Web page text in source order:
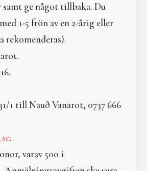
ge något tillbaka. Du
1-5 frön av en 2-årig eller
rekomenderas).
1 till Nauð Vanarot, 0737 666
.
varav 500 i